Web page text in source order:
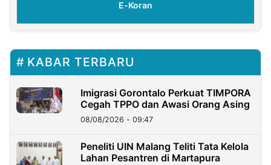
E-Koran
KABAR TERBARU
Imigrasi Gorontalo Perkuat TIMPORA
Cegah TPPO dan Awasi Orang Asing
08/08/2026 - 09:47
Peneliti UIN Malang Teliti Tata Kelola
Lahan Pesantren di Martapura